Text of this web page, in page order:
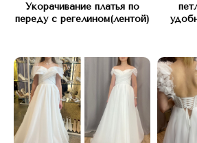
Укорачивание платья по
переду с регелином(лентой)
КОНТАКТЫ
Свяжитесь с нами любым
удобным способом